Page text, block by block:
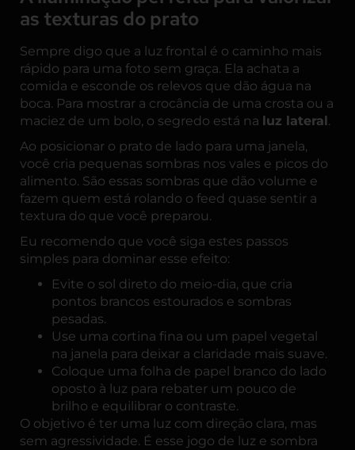
as texturas do prato
Sempre digo que a luz frontal é o caminho mais
rápido para uma foto sem graça. Ela achata a
comida e esconde os relevos que dão água na
boca. Para mostrar a crocância de uma crosta ou a
maciez de um bolo, o segredo está na luz lateral.
Ao posicionar o prato de lado para uma janela,
você cria pequenas sombras nos vales e picos do
alimento. São essas sombras que dão volume e
fazem quem está rolando o feed quase sentir a
textura do que você preparou.
Eu recomendo que você siga estes passos
simples para dominar esse efeito:
Evite o sol direto do meio-dia, que cria
pontos brancos estourados e sombras
pesadas.
Use uma cortina fina ou um papel vegetal
na janela para deixar a claridade mais suave.
Coloque uma folha de papel branco do lado
oposto à luz para rebater um pouco de
brilho e equilibrar o contraste.
O objetivo é ter uma luz com direção clara, mas
sem agressividade. É esse jogo de luz e sombra